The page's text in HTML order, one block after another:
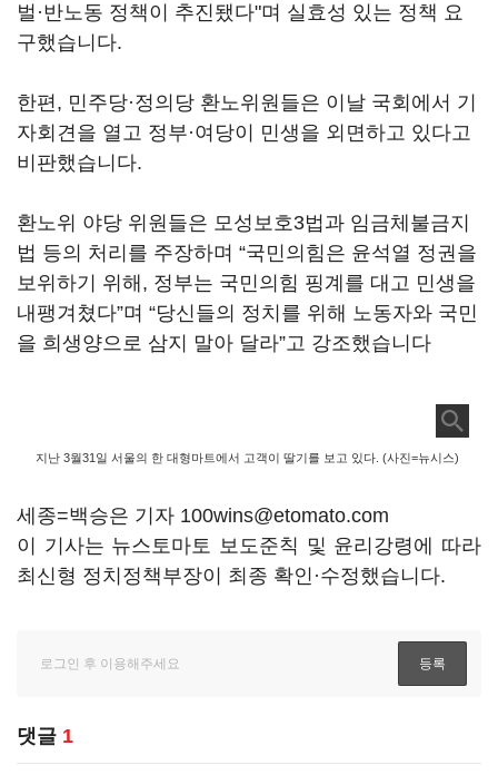
벌·반노동 정책이 추진됐다"며 실효성 있는 정책 요
구했습니다.
한편, 민주당·정의당 환노위원들은 이날 국회에서 기
자회견을 열고 정부·여당이 민생을 외면하고 있다고
비판했습니다.
환노위 야당 위원들은 모성보호3법과 임금체불금지
법 등의 처리를 주장하며 “국민의힘은 윤석열 정권을
보위하기 위해, 정부는 국민의힘 핑계를 대고 민생을
내팽겨쳤다”며 “당신들의 정치를 위해 노동자와 국민
을 희생양으로 삼지 말아 달라”고 강조했습니다
지난 3월31일 서울의 한 대형마트에서 고객이 딸기를 보고 있다. (사진=뉴시스)
세종=백승은 기자 100wins@etomato.com
이 기사는 뉴스토마토 보도준칙 및 윤리강령에 따라
최신형 정치정책부장이 최종 확인·수정했습니다.
댓글 1